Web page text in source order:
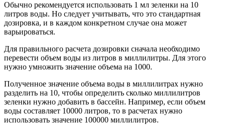
Обычно рекомендуется использовать 1 мл зеленки на 10
литров воды. Но следует учитывать, что это стандартная
дозировка, и в каждом конкретном случае она может
варьироваться.
Для правильного расчета дозировки сначала необходимо
перевести объем воды из литров в миллилитры. Для этого
нужно умножить значение объема на 1000.
Полученное значение объема воды в миллилитрах нужно
разделить на 10, чтобы определить сколько миллилитров
зеленки нужно добавить в бассейн. Например, если объем
воды составляет 10000 литров, то в расчетах нужно
использовать значение 100000 миллилитров.